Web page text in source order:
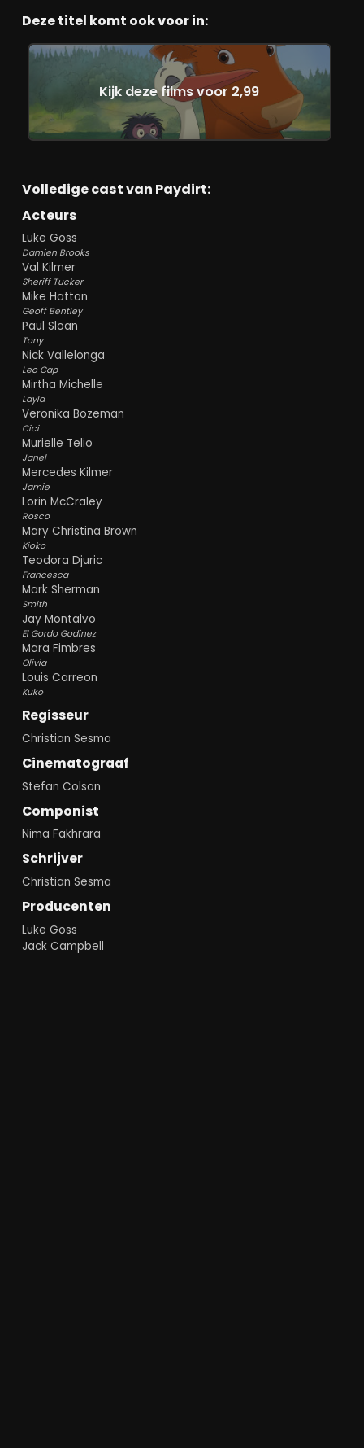
Deze titel komt ook voor in:
Kijk deze films voor 2,99
Volledige cast van Paydirt:
Acteurs
Luke Goss
Damien Brooks
Val Kilmer
Sheriff Tucker
Mike Hatton
Geoff Bentley
Paul Sloan
Tony
Nick Vallelonga
Leo Cap
Mirtha Michelle
Layla
Veronika Bozeman
Cici
Murielle Telio
Janel
Mercedes Kilmer
Jamie
Lorin McCraley
Rosco
Mary Christina Brown
Kioko
Teodora Djuric
Francesca
Mark Sherman
Smith
Jay Montalvo
El Gordo Godinez
Mara Fimbres
Olivia
Louis Carreon
Kuko
Regisseur
Christian Sesma
Cinematograaf
Stefan Colson
Componist
Nima Fakhrara
Schrijver
Christian Sesma
Producenten
Luke Goss
Jack Campbell